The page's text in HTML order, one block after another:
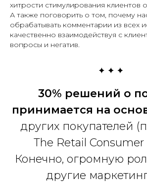
хитрости стимулирования клиентов
А также поговорить о том, почему
обрабатывать комментарии из всех
качественно взаимодействуя с
вопросы и негатив.
30% решений о
принимается на
других покупателей
The Retail Consumer
Конечно, огромную
другие